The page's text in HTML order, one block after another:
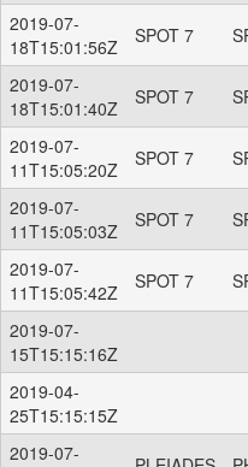
2019-07-
18T15:01:56Z
SPOT 7
2019-07-
18T15:01:40Z
SPOT 7
2019-07-
11T15:05:20Z
SPOT 7
2019-07-
11T15:05:03Z
SPOT 7
2019-07-
11T15:05:42Z
SPOT 7
2019-07-
15T15:15:16Z
2019-04-
25T15:15:15Z
2019-07-